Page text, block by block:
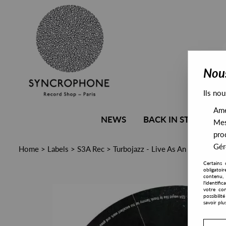
NEWS BACK IN STOCK
Home > Labels > S3A Rec > Turbojazz - Live As An Art EP
Ils
Certains
contenu,
votre
savoir